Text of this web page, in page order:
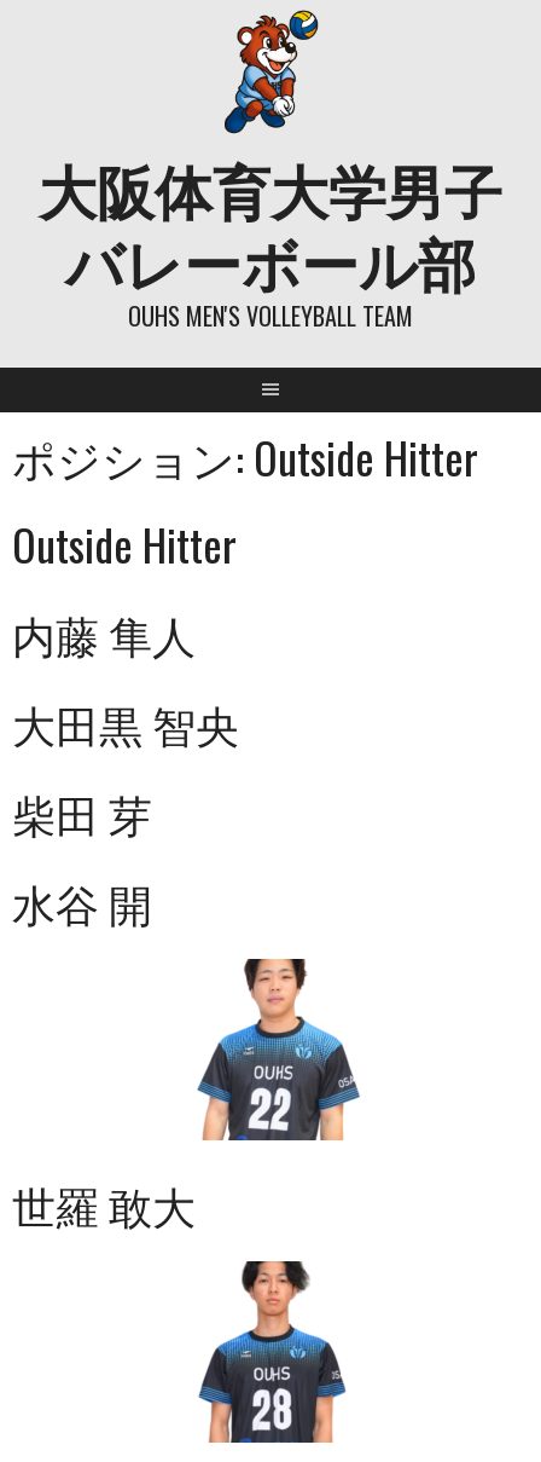
大阪体育大学男子
バレーボール部
OUHS MEN'S VOLLEYBALL TEAM
ポジション: Outside Hitter
Outside Hitter
内藤 隼人
大田黒 智央
柴田 芽
水谷 開
世羅 敢大